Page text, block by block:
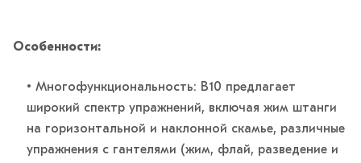
Особенности:
• Многофункциональность: B10 предлагает
широкий спектр упражнений, включая жим штанги
на горизонтальной и наклонной скамье, различные
упражнения с гантелями (жим, флай, разведение и